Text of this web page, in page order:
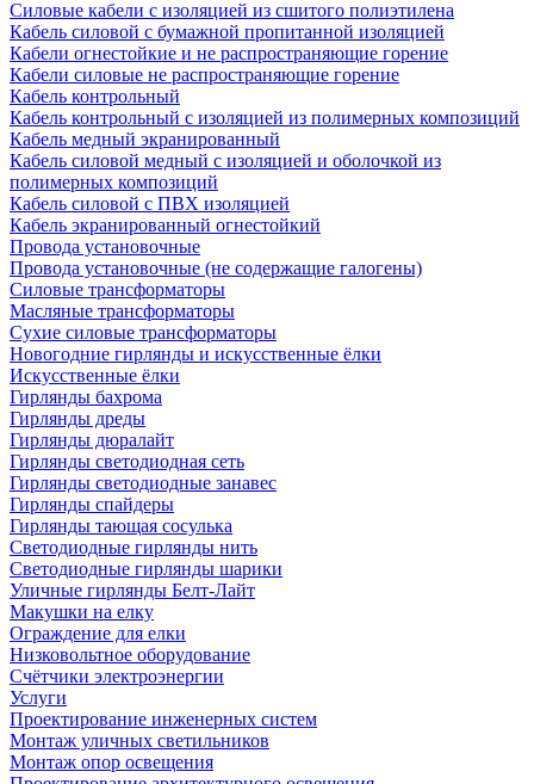
Силовые кабели с изоляцией из сшитого полиэтилена
Кабель силовой с бумажной пропитанной изоляцией
Кабели огнестойкие и не распространяющие горение
Кабели силовые не распространяющие горение
Кабель контрольный
Кабель контрольный с изоляцией из полимерных композиций
Кабель медный экранированный
Кабель силовой медный с изоляцией и оболочкой из
полимерных композиций
Кабель силовой с ПВХ изоляцией
Кабель экранированный огнестойкий
Провода установочные
Провода установочные (не содержащие галогены)
Силовые трансформаторы
Масляные трансформаторы
Сухие силовые трансформаторы
Новогодние гирлянды и искусственные ёлки
Искусственные ёлки
Гирлянды бахрома
Гирлянды дреды
Гирлянды дюралайт
Гирлянды светодиодная сеть
Гирлянды светодиодные занавес
Гирлянды спайдеры
Гирлянды тающая сосулька
Светодиодные гирлянды нить
Светодиодные гирлянды шарики
Уличные гирлянды Белт-Лайт
Макушки на елку
Ограждение для елки
Низковольтное оборудование
Счётчики электроэнергии
Услуги
Проектирование инженерных систем
Монтаж уличных светильников
Монтаж опор освещения